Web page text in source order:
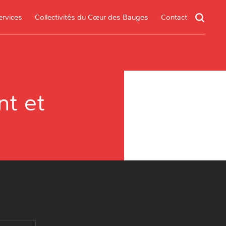
service
Collectivités du Cœur des Bauges Contact
et